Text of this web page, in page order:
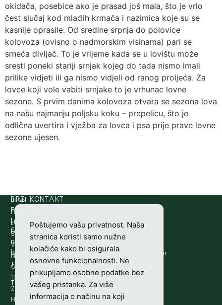
okidača, posebice ako je prasad još mala, što je vrlo
čest slučaj kod mlađih krmača i nazimica koje su se
kasnije oprasile. Od sredine srpnja do polovice
kolovoza (ovisno o nadmorskim visinama) pari se
srneća divljač. To je vrijeme kada se u lovištu može
sresti poneki stariji srnjak kojeg do tada nismo imali
prilike vidjeti ili ga nismo vidjeli od ranog proljeća. Za
lovce koji vole vabiti srnjake to je vrhunac lovne
sezone. S prvim danima kolovoza otvara se sezona lova
na našu najmanju poljsku koku – prepelicu, što je
odlična uvertira i vježba za lovca i psa prije prave lovne
sezone ujesen.
HRVATSKI
LOVAČKI
SAVEZ
Vladimira
Nazora
63
10000
Zagreb,
Hrvatska
IBAN:
HR8124020061100501497
SWIFT/BIC
:
ESBCHR22
BRZI KONTAKT
Prijava štete:
Lovne iskaznice:
rh.moc.slh
@acinzaksi
Lovno osposobljavanje:
rh.ude-slh
@ofni
Redakcija/ digitalni mediji:@aidem
Računovodstvo:
rh.moc.slh
@ovtsdovonucar
Tajništvo:
rh.sl
@slh
Telefon: +385 (0)1 48 34 560
Poštujemo vašu privatnost. Naša
stranica koristi samo nužne
kolačiće kako bi osigurala
osnovne funkcionalnosti. Ne
prikupljamo osobne podatke bez
vašeg pristanka. Za više
informacija o načinu na koji